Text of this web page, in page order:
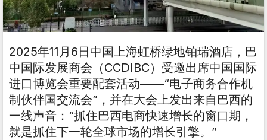
2025年11月6日中国上海虹桥绿地铂瑞酒店，巴
中国际发展商会（CCDIBC）受邀出席中国国际
进口博览会重要配套活动——“电子商务合作机
制伙伴国交流会”，并在大会上发出来自巴西的
一线声音：“抓住巴西电商快速增长的窗口期，
就是抓住下一轮全球市场的增长引擎。”